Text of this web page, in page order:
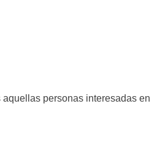
personas interesadas en